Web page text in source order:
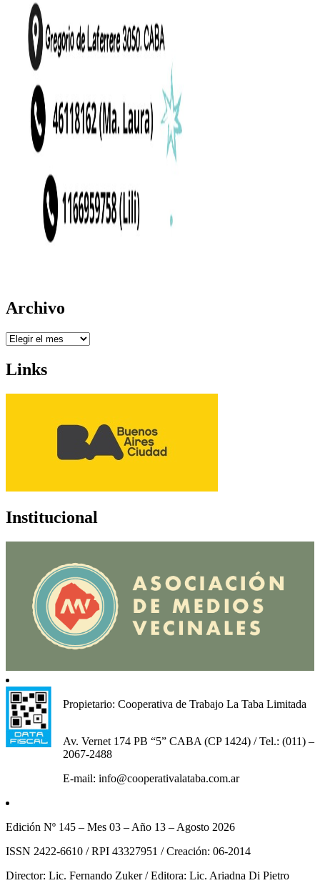
Archivo
Archivo
Links
Institucional
Propietario: Cooperativa de Trabajo La Taba Limitada
Av. Vernet 174 PB “5” CABA (CP 1424) / Tel.: (011) –
2067-2488
E-mail: info@cooperativalataba.com.ar
Edición Nº 145 – Mes 03 – Año 13 – Agosto 2026
ISSN 2422-6610 / RPI 43327951 / Creación: 06-2014
Director: Lic. Fernando Zuker / Editora: Lic. Ariadna Di Pietro